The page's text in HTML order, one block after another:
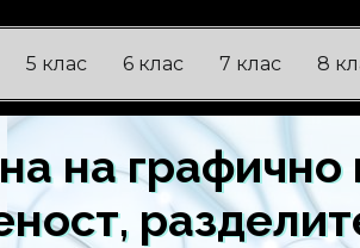
5 клас 6 клас 7 клас 8
на